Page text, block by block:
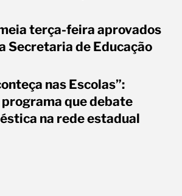
terça-feira aprovados
Secretaria de Educação
nas Escolas”:
que debate
na rede estadual